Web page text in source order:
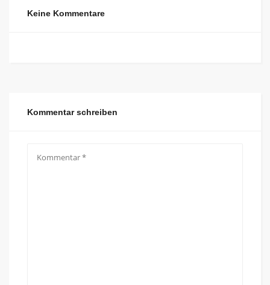
Keine Kommentare
Kommentar schreiben